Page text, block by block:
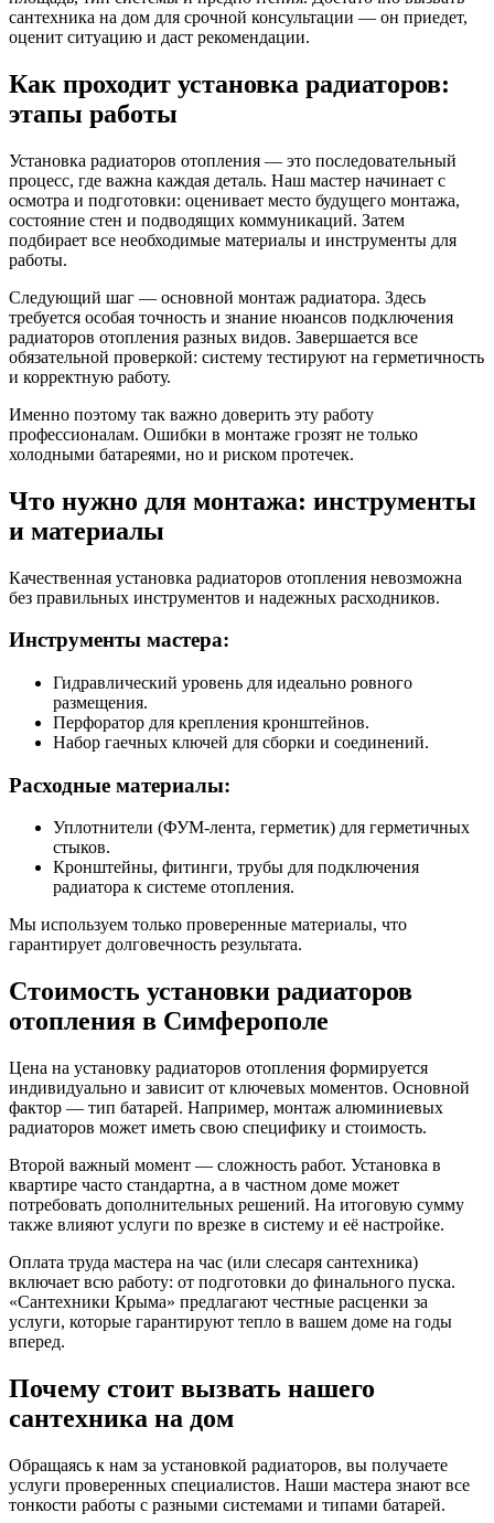
сантехника на дом для срочной консультации — он приедет,
оценит ситуацию и даст рекомендации.
Как проходит установка радиаторов:
этапы работы
Установка радиаторов отопления — это последовательный
процесс, где важна каждая деталь. Наш мастер начинает с
осмотра и подготовки: оценивает место будущего монтажа,
состояние стен и подводящих коммуникаций. Затем
подбирает все необходимые материалы и инструменты для
работы.
Следующий шаг — основной монтаж радиатора. Здесь
требуется особая точность и знание нюансов подключения
радиаторов отопления разных видов. Завершается все
обязательной проверкой: систему тестируют на герметичность
и корректную работу.
Именно поэтому так важно доверить эту работу
профессионалам. Ошибки в монтаже грозят не только
холодными батареями, но и риском протечек.
Что нужно для монтажа: инструменты
и материалы
Качественная установка радиаторов отопления невозможна
без правильных инструментов и надежных расходников.
Инструменты мастера:
Гидравлический уровень для идеально ровного
размещения.
Перфоратор для крепления кронштейнов.
Набор гаечных ключей для сборки и соединений.
Расходные материалы:
Уплотнители (ФУМ-лента, герметик) для герметичных
стыков.
Кронштейны, фитинги, трубы для подключения
радиатора к системе отопления.
Мы используем только проверенные материалы, что
гарантирует долговечность результата.
Стоимость установки радиаторов
отопления в Симферополе
Цена на установку радиаторов отопления формируется
индивидуально и зависит от ключевых моментов. Основной
фактор — тип батарей. Например, монтаж алюминиевых
радиаторов может иметь свою специфику и стоимость.
Второй важный момент — сложность работ. Установка в
квартире часто стандартна, а в частном доме может
потребовать дополнительных решений. На итоговую сумму
также влияют услуги по врезке в систему и её настройке.
Оплата труда мастера на час (или слесаря сантехника)
включает всю работу: от подготовки до финального пуска.
«Сантехники Крыма» предлагают честные расценки за
услуги, которые гарантируют тепло в вашем доме на годы
вперед.
Почему стоит вызвать нашего
сантехника на дом
Обращаясь к нам за установкой радиаторов, вы получаете
услуги проверенных специалистов. Наши мастера знают все
тонкости работы с разными системами и типами батарей.